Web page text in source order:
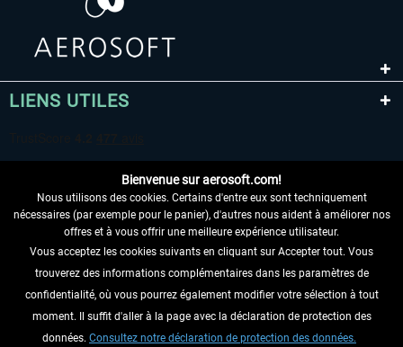
LIENS UTILES
RENONCER AU CONTRAT ICI
INFORMATIONS
NE MANQUEZ PAS LES DERNIÈRES
Bienvenue sur aerosoft.com!
Nous utilisons des cookies. Certains d'entre eux sont techniquement
nécessaires (par exemple pour le panier), d'autres nous aident à améliorer nos
offres et à vous offrir une meilleure expérience utilisateur.
Vous acceptez les cookies suivants en cliquant sur Accepter tout. Vous
trouverez des informations complémentaires dans les paramètres de
confidentialité, où vous pourrez également modifier votre sélection à tout
moment. Il suffit d'aller à la page avec la déclaration de protection des
données. Consultez notre déclaration de protection des données.